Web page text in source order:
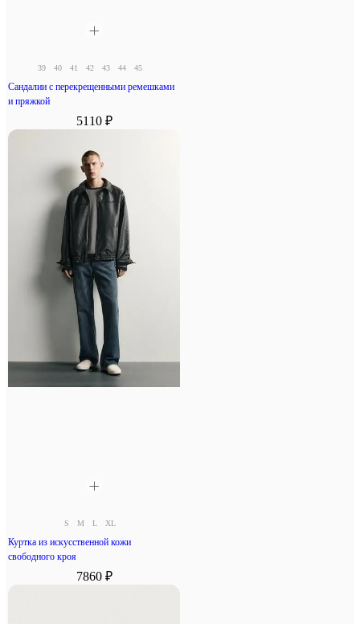
39 40 41 42 43 44 45
Сандалии с перекрещенными ремешками
и пряжкой
5110 ₽
S M L XL
Куртка из искусственной кожи
свободного кроя
7860 ₽